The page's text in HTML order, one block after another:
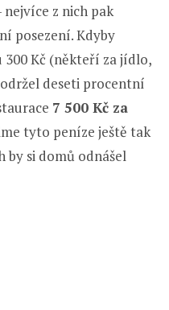
z nich pak
posezení. Kdyby
Kč (někteří za jídlo,
deseti procentní
7 500 Kč za
tyto peníze ještě tak
by si domů odnášel